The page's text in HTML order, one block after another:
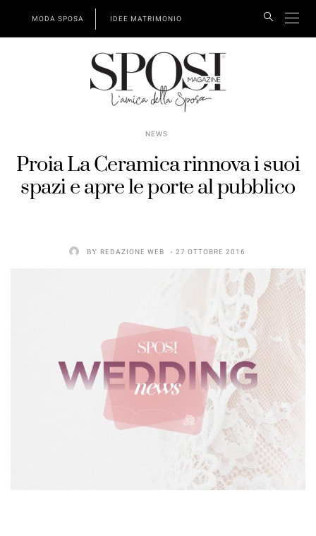
MODA SPOSA IDEE MATRIMONIO
NEWS
Proia La Ceramica rinnova i suoi
spazi e apre le porte al pubblico
BY REDAZIONE WEB 27 OTTOBRE 2016